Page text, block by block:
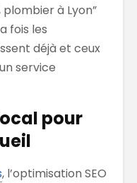
à Lyon”
fois les
déjà et ceux
service
pour
, l’optimisation SEO